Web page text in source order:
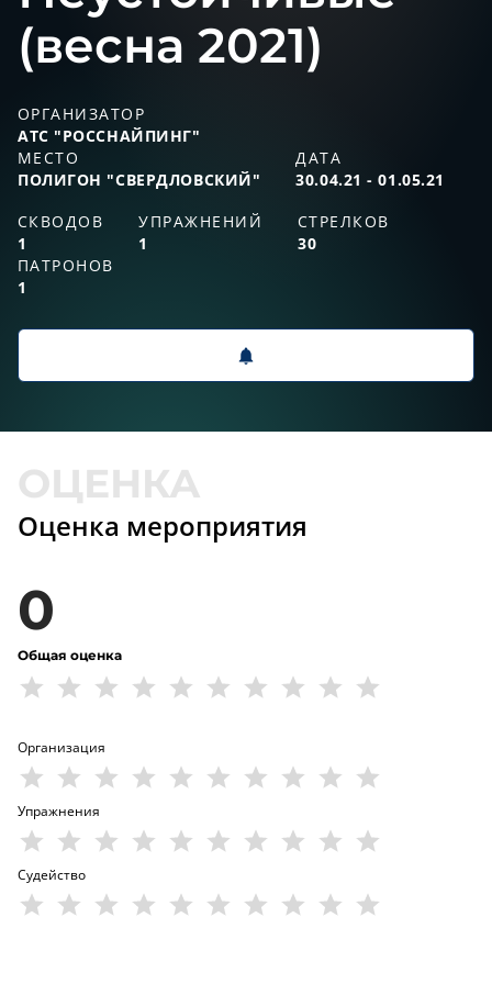
(весна 2021)
ОРГАНИЗАТОР
АТС "РОССНАЙПИНГ"
МЕСТО
ПОЛИГОН "СВЕРДЛОВСКИЙ"
ДАТА
30.04.21 - 01.05.21
СКВОДОВ
1
УПРАЖНЕНИЙ
1
СТРЕЛКОВ
30
ПАТРОНОВ
1
Оценка мероприятия
0
Общая оценка
Организация
Упражнения
Судейство